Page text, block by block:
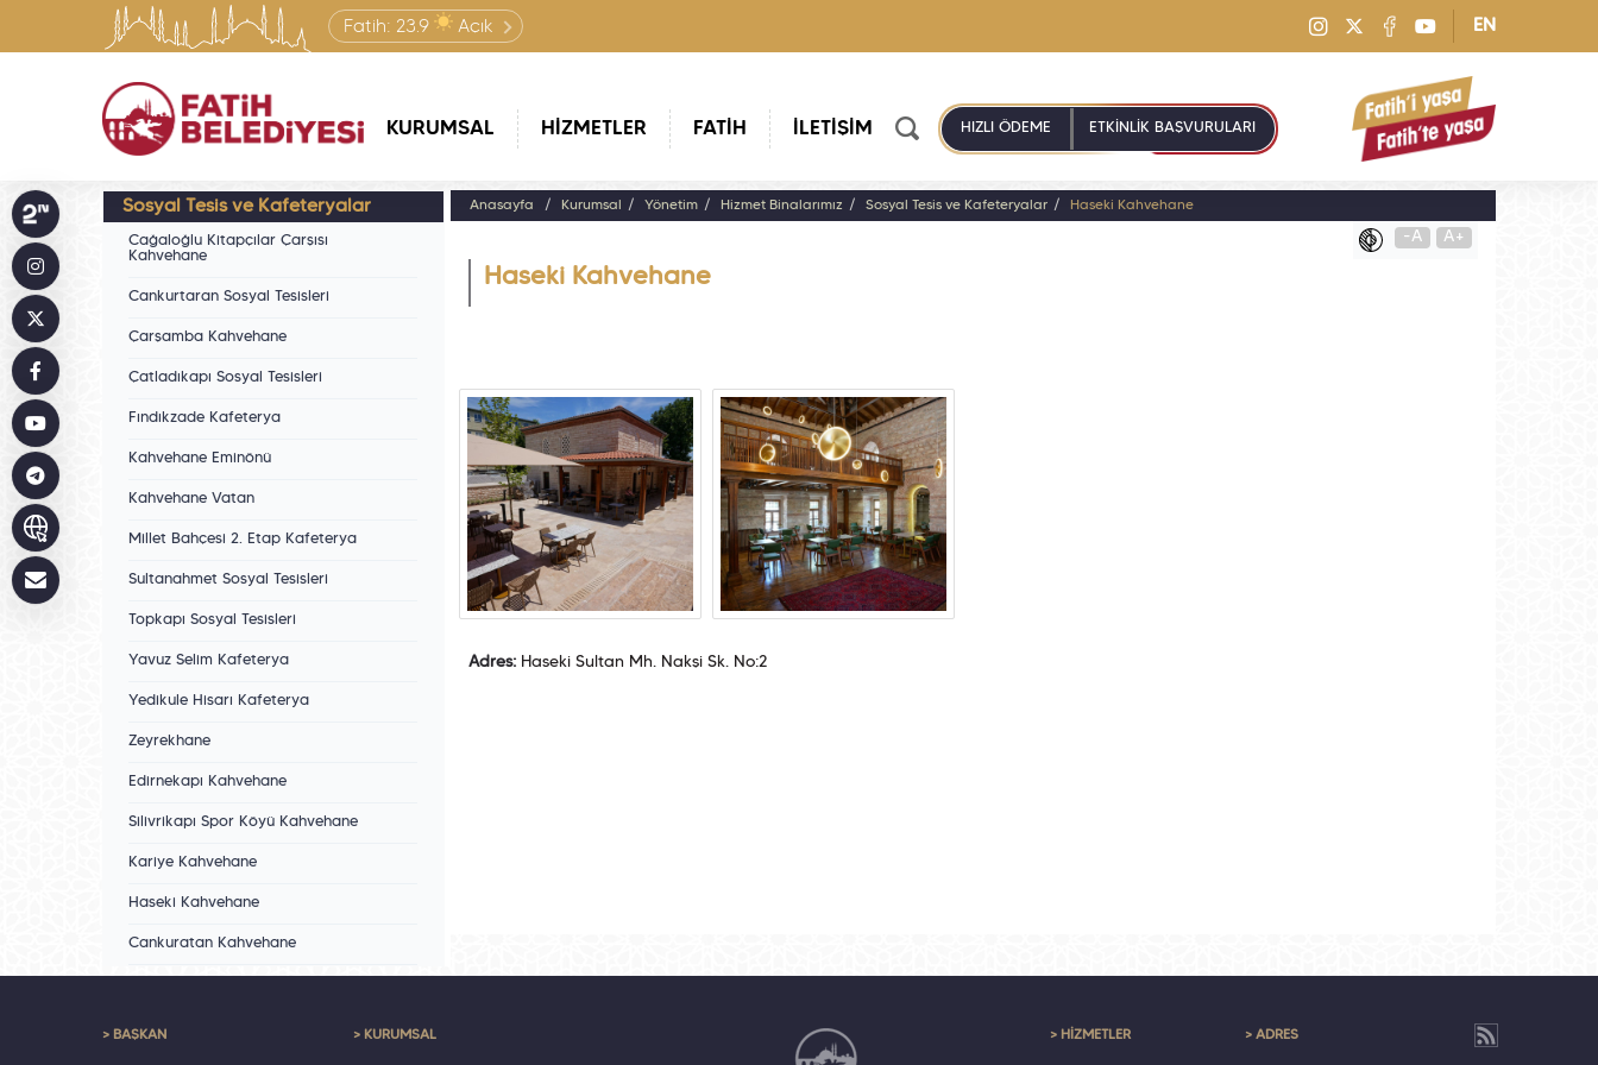
Fatih: 23.9 Açık EN
KURUMSAL HİZMETLER FATİH İLETİŞİM HIZLI ÖDEME ETKİNLİK BAŞVURULARI
Sosyal Tesis ve Kafeteryalar
Cağaloğlu Kitapçılar Çarşısı
Kahvehane
Cankurtaran Sosyal Tesisleri
Çarşamba Kahvehane
Çatladıkapı Sosyal Tesisleri
Fındıkzade Kafeterya
Kahvehane Eminönü
Kahvehane Vatan
Millet Bahçesi 2. Etap Kafeterya
Sultanahmet Sosyal Tesisleri
Topkapı Sosyal Tesisleri
Yavuz Selim Kafeterya
Yedikule Hisarı Kafeterya
Zeyrekhane
Edirnekapı Kahvehane
Silivrikapı Spor Köyü Kahvehane
Kariye Kahvehane
Haseki Kahvehane
Cankuratan Kahvehane
Anasayfa Kurumsal Yönetim Hizmet Binalarımız Sosyal Tesis ve Kafeteryalar Haseki Kahvehane
-A A+
Haseki Kahvehane
Adres:Haseki Sultan Mh. Nakşi Sk. No:2
> BAŞKAN > KURUMSAL > HİZMETLER > ADRES